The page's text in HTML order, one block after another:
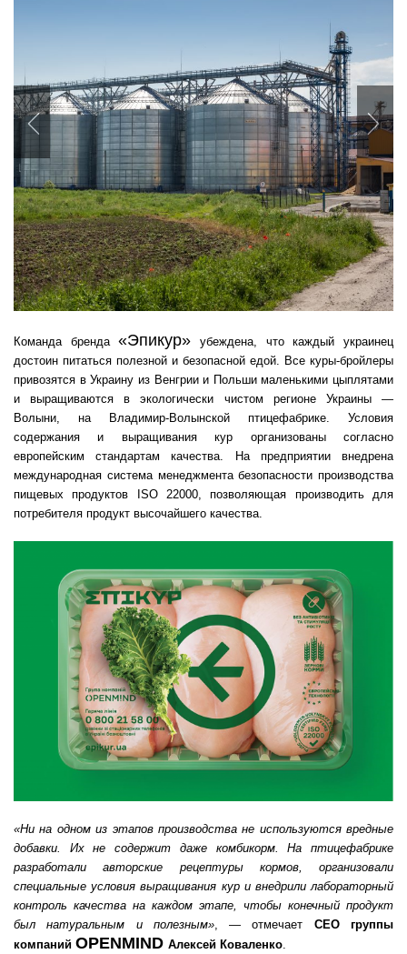
Previous
Команда бренда«Эпикур» убеждена, что каждый украинец
достоин питаться полезной и безопасной едой. Все куры-бройлеры
привозятся в Украину из Венгрии и Польши маленькими цыплятами
и выращиваются в экологически чистом регионе Украины —
Волыни, на Владимир-Волынской птицефабрике. Условия
содержания и выращивания кур организованы согласно
европейским стандартам качества. На предприятии внедрена
международная система менеджмента безопасности производства
пищевых продуктов ISO 22000, позволяющая производить для
потребителя продукт высочайшего качества.
«Ни на одном из этапов производства не используются вредные
добавки. Их не содержит даже комбикорм. На птицефабрике
разработали авторские рецептуры кормов, организовали
специальные условия выращивания кур и внедрили лабораторный
контроль качества на каждом этапе, чтобы конечный продукт
был натуральным и полезным», — отмечает CEO группы
компаний OPENMIND Алексей Коваленко.